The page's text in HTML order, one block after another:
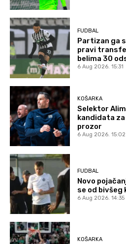
FUDBAL
Partizan ga
pravi
belima 30
6 Aug 2026. 15:31
KOŠARKA
Selektor
kandidata
prozor
6 Aug 2026. 15:02
FUDBAL
Novo
se od bivšeg
6 Aug 2026. 14:35
KOŠARKA